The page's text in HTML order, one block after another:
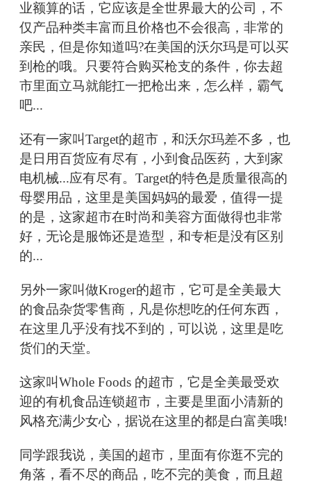
业额算的话，它应该是全世界最大的公司，不
仅产品种类丰富而且价格也不会很高，非常的
亲民，但是你知道吗?在美国的沃尔玛是可以买
到枪的哦。只要符合购买枪支的条件，你去超
市里面立马就能扛一把枪出来，怎么样，霸气
吧...
还有一家叫Target的超市，和沃尔玛差不多，也
是日用百货应有尽有，小到食品医药，大到家
电机械...应有尽有。Target的特色是质量很高的
母婴用品，这里是美国妈妈的最爱，值得一提
的是，这家超市在时尚和美容方面做得也非常
好，无论是服饰还是造型，和专柜是没有区别
的...
另外一家叫做Kroger的超市，它可是全美最大
的食品杂货零售商，凡是你想吃的任何东西，
在这里几乎没有找不到的，可以说，这里是吃
货们的天堂。
这家叫Whole Foods 的超市，它是全美最受欢
迎的有机食品连锁超市，主要是里面小清新的
风格充满少女心，据说在这里的都是白富美哦!
同学跟我说，美国的超市，里面有你逛不完的
角落，看不尽的商品，吃不完的美食，而且超